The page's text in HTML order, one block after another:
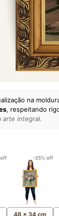
na
, respeitando
arte integral.
-25% off
48 x 34 cm